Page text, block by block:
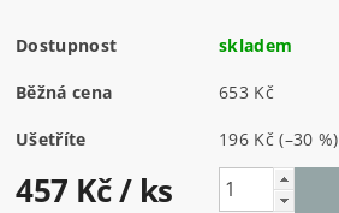
Dostupnost skladem
Běžná cena 653 Kč
Ušetříte 196 Kč(–30 %)
457 Kč/ ks